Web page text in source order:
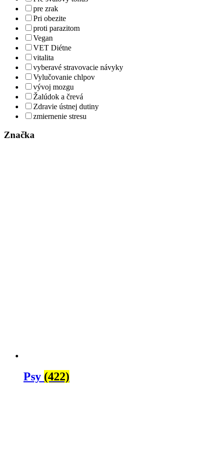
pre zrak
Pri obezite
proti parazitom
Vegan
VET Diétne
vitalita
vyberavé stravovacie návyky
Vylučovanie chlpov
vývoj mozgu
Žalúdok a črevá
Zdravie ústnej dutiny
zmiernenie stresu
Značka
Psy (422)